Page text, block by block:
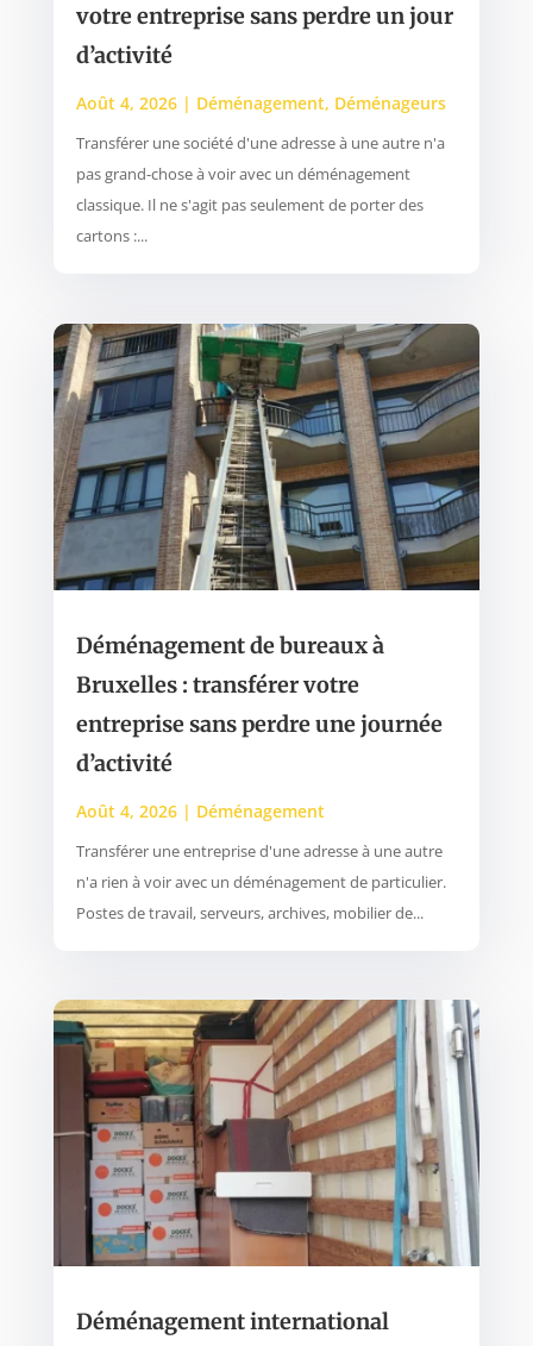
votre entreprise sans perdre un jour
d’activité
Août 4, 2026| Déménagement, Déménageurs
Transférer une société d'une adresse à une autre n'a
pas grand-chose à voir avec un déménagement
classique. Il ne s'agit pas seulement de porter des
cartons :...
Déménagement de bureaux à
Bruxelles : transférer votre
entreprise sans perdre une journée
d’activité
Août 4, 2026| Déménagement
Transférer une entreprise d'une adresse à une autre
n'a rien à voir avec un déménagement de particulier.
Postes de travail, serveurs, archives, mobilier de...
Déménagement international